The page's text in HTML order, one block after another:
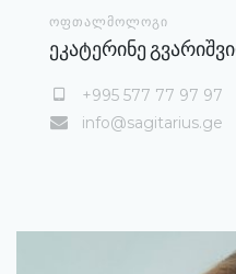
ᲝᲤᲗᲐᲚᲛᲝᲚᲝᲒᲘ
ეკატერინე
+995 577 77 97 97
info@sagitarius.ge